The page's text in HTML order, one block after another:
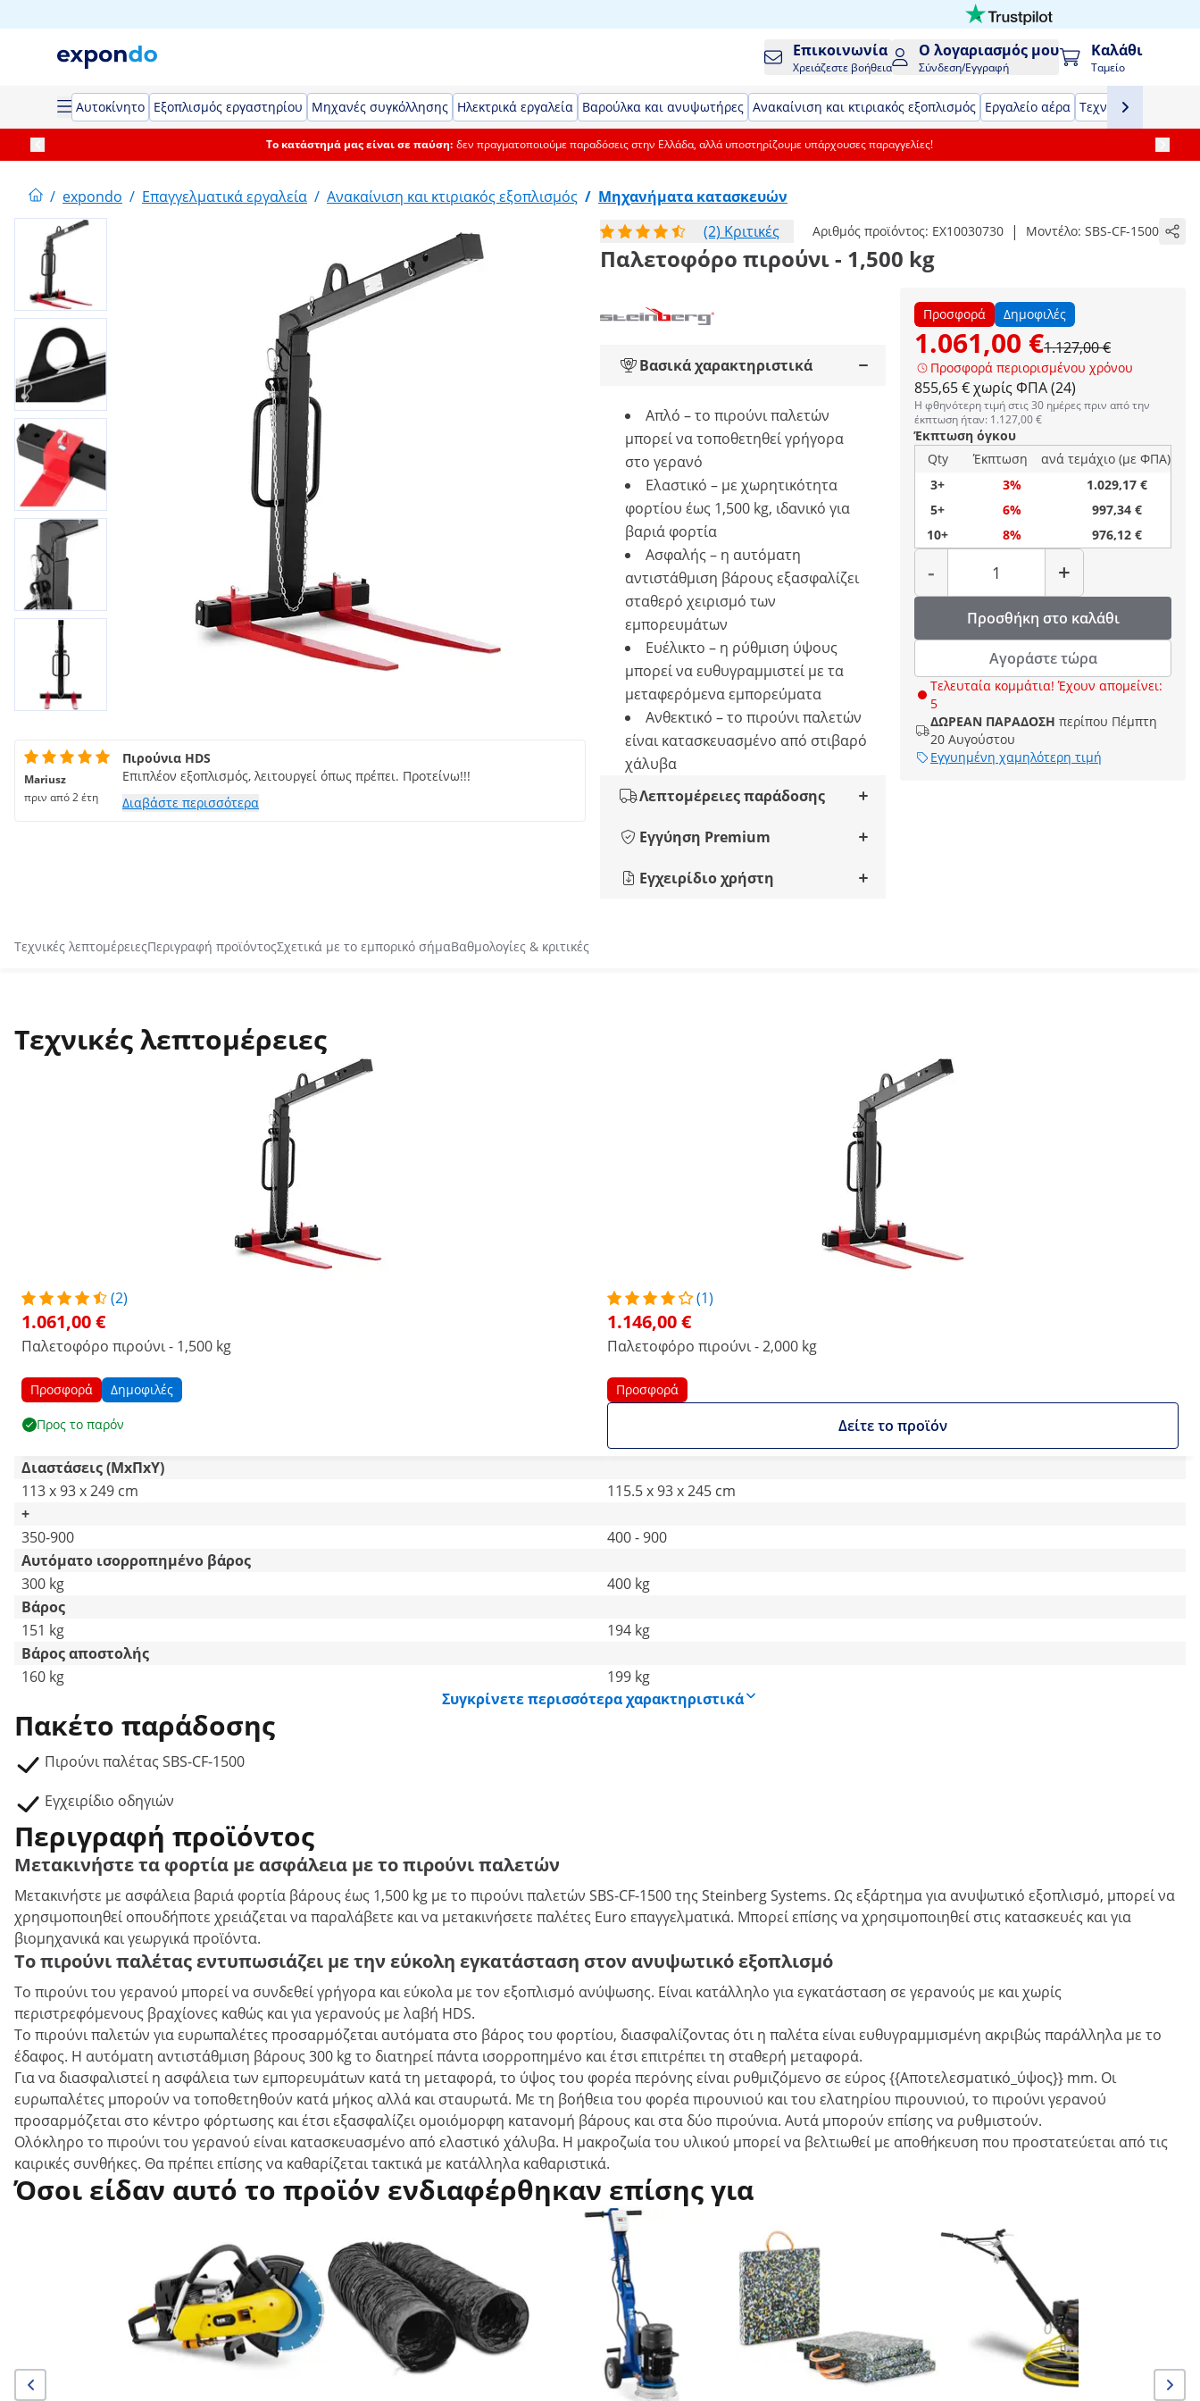
Επικοινωνία
Χρειάζεστε βοήθεια
Ο λογαριασμός μου
Σύνδεση/Εγγραφή
Καλάθι
Ταμείο
Αυτοκίνητο Εξοπλισμός εργαστηρίου Μηχανές συγκόλλησης Ηλεκτρικά εργαλεία Βαρούλκα και ανυψωτήρες Ανακαίνιση και κτιριακός εξοπλισμός Εργαλείο αέρα Τεχνολογία
Το κατάστημά μας είναι σε παύση: δεν πραγματοποιούμε παραδόσεις στην Ελλάδα, αλλά υποστηρίζουμε υπάρχουσες παραγγελίες!
/ expondo / Επαγγελματικά εργαλεία / Ανακαίνιση και κτιριακός εξοπλισμός / Μηχανήματα κατασκευών
(2) Κριτικές
Αριθμός προϊόντος: EX10030730 | Μοντέλο: SBS-CF-1500
Παλετοφόρο πιρούνι - 1,500 kg
Προσφορά Δημοφιλές
1.061,00 €1.127,00 €
Προσφορά περιορισμένου χρόνου
855,65 € χωρίς ΦΠΑ (24)
Η φθηνότερη τιμή στις 30 ημέρες πριν από την
έκπτωση ήταν: 1.127,00 €
Έκπτωση όγκου
Qty
Έκπτωση
ανά τεμάχιο (με ΦΠΑ)
3+
3%
1.029,17 €
5+
6%
997,34 €
10+
8% 976,12 €
-
Ποσότητα
+
Προσθήκη στο καλάθι
Αγοράστε τώρα
Τελευταία κομμάτια! Έχουν απομείνει:
5
ΔΩΡΕΑΝ ΠΑΡΑΔΟΣΗ περίπου Πέμπτη
20 Αυγούστου
Εγγυημένη χαμηλότερη τιμή
Βασικά χαρακτηριστικά
Απλό – το πιρούνι παλετών
μπορεί να τοποθετηθεί γρήγορα
στο γερανό
Ελαστικό – με χωρητικότητα
φορτίου έως 1,500 kg, ιδανικό για
βαριά φορτία
Ασφαλής – η αυτόματη
αντιστάθμιση βάρους εξασφαλίζει
σταθερό χειρισμό των
εμπορευμάτων
Ευέλικτο – η ρύθμιση ύψους
μπορεί να ευθυγραμμιστεί με τα
μεταφερόμενα εμπορεύματα
Ανθεκτικό – το πιρούνι παλετών
είναι κατασκευασμένο από στιβαρό
χάλυβα
Λεπτομέρειες παράδοσης
Εγγύηση Premium
Εγχειρίδιο χρήστη
Mariusz
πριν από 2 έτη
Πιρούνια HDS
Επιπλέον εξοπλισμός, λειτουργεί όπως πρέπει. Προτείνω!!!
Διαβάστε περισσότερα
Τεχνικές λεπτομέρειεςΠεριγραφή προϊόντοςΣχετικά με το εμπορικό σήμαΒαθμολογίες & κριτικές
Τεχνικές λεπτομέρειες
(2)
1.061,00 €
Παλετοφόρο πιρούνι - 1,500 kg
Προσφορά Δημοφιλές
Προς το παρόν
(1)
1.146,00 €
Παλετοφόρο πιρούνι - 2,000 kg
Προσφορά
Δείτε το προϊόν
Διαστάσεις (ΜxΠxΥ)
113 x 93 x 249 cm
115.5 x 93 x 245 cm
+
350-900
400 - 900
Αυτόματο ισορροπημένο βάρος
300 kg
400 kg
Βάρος
151 kg
194 kg
Βάρος αποστολής
160 kg
199 kg
Συγκρίνετε περισσότερα χαρακτηριστικά
Πακέτο παράδοσης
Πιρούνι παλέτας SBS-CF-1500
Εγχειρίδιο οδηγιών
Περιγραφή προϊόντος
Μετακινήστε τα φορτία με ασφάλεια με το πιρούνι παλετών
Μετακινήστε με ασφάλεια βαριά φορτία βάρους έως 1,500 kg με το πιρούνι παλετών SBS-CF-1500 της Steinberg Systems. Ως εξάρτημα για ανυψωτικό εξοπλισμό, μπορεί να
χρησιμοποιηθεί οπουδήποτε χρειάζεται να παραλάβετε και να μετακινήσετε παλέτες Euro επαγγελματικά. Μπορεί επίσης να χρησιμοποιηθεί στις κατασκευές και για
βιομηχανικά και γεωργικά προϊόντα.
Το πιρούνι παλέτας εντυπωσιάζει με την εύκολη εγκατάσταση στον ανυψωτικό εξοπλισμό
Το πιρούνι του γερανού μπορεί να συνδεθεί γρήγορα και εύκολα με τον εξοπλισμό ανύψωσης. Είναι κατάλληλο για εγκατάσταση σε γερανούς με και χωρίς
περιστρεφόμενους βραχίονες καθώς και για γερανούς με λαβή HDS.
Το πιρούνι παλετών για ευρωπαλέτες προσαρμόζεται αυτόματα στο βάρος του φορτίου, διασφαλίζοντας ότι η παλέτα είναι ευθυγραμμισμένη ακριβώς παράλληλα με το
έδαφος. Η αυτόματη αντιστάθμιση βάρους 300 kg το διατηρεί πάντα ισορροπημένο και έτσι επιτρέπει τη σταθερή μεταφορά.
Για να διασφαλιστεί η ασφάλεια των εμπορευμάτων κατά τη μεταφορά, το ύψος του φορέα περόνης είναι ρυθμιζόμενο σε εύρος {{Αποτελεσματικό_ύψος}} mm. Οι
ευρωπαλέτες μπορούν να τοποθετηθούν κατά μήκος αλλά και σταυρωτά. Με τη βοήθεια του φορέα πιρουνιού και του ελατηρίου πιρουνιού, το πιρούνι γερανού
προσαρμόζεται στο κέντρο φόρτωσης και έτσι εξασφαλίζει ομοιόμορφη κατανομή βάρους και στα δύο πιρούνια. Αυτά μπορούν επίσης να ρυθμιστούν.
Ολόκληρο το πιρούνι του γερανού είναι κατασκευασμένο από ελαστικό χάλυβα. Η μακροζωία του υλικού μπορεί να βελτιωθεί με αποθήκευση που προστατεύεται από τις
καιρικές συνθήκες. Θα πρέπει επίσης να καθαρίζεται τακτικά με κατάλληλα καθαριστικά.
Όσοι είδαν αυτό το προϊόν ενδιαφέρθηκαν επίσης για